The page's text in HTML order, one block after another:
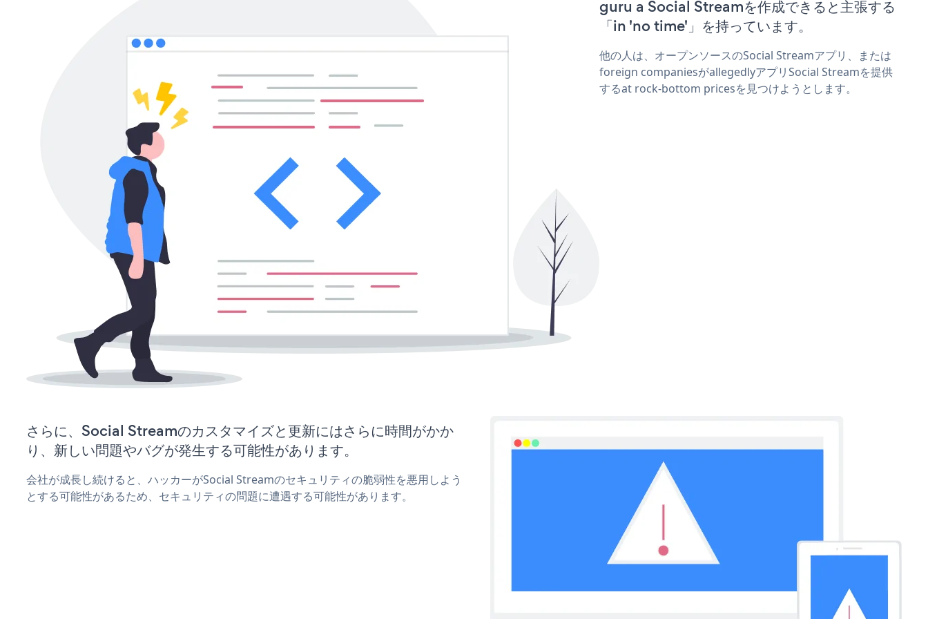
guru a Social Streamを作成できると主張する
「in 'no time'」を持っています。
他の人は、オープンソースのSocial Streamアプリ、または
foreign companiesがallegedlyアプリSocial Streamを提供
するat rock-bottom pricesを見つけようとします。
さらに、Social Streamのカスタマイズと更新にはさらに時間がかか
り、新しい問題やバグが発生する可能性があります。
会社が成長し続けると、ハッカーがSocial Streamのセキュリティの脆弱性を悪用しよう
とする可能性があるため、セキュリティの問題に遭遇する可能性があります。